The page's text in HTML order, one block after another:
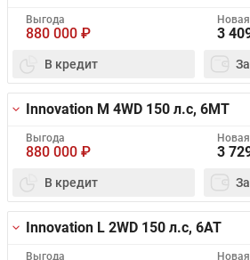
Выгода
880 000 ₽ 3
В кредит
Innovation M 4WD 150 л.с, 6MT
Выгода
880 000 ₽ 3
В кредит
Innovation L 2WD 150 л.с, 6AT
Выгода